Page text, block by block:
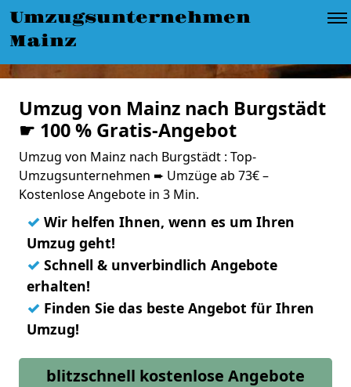
Umzugsunternehmen
Mainz
Umzug von Mainz nach Burgstädt
☛ 100 % Gratis-Angebot
Umzug von Mainz nach Burgstädt : Top-
Umzugsunternehmen ➨ Umzüge ab 73€ –
Kostenlose Angebote in 3 Min.
✓ Wir helfen Ihnen, wenn es um Ihren
Umzug geht!
✓ Schnell & unverbindlich Angebote
erhalten!
✓ Finden Sie das beste Angebot für Ihren
Umzug!
blitzschnell kostenlose Angebote